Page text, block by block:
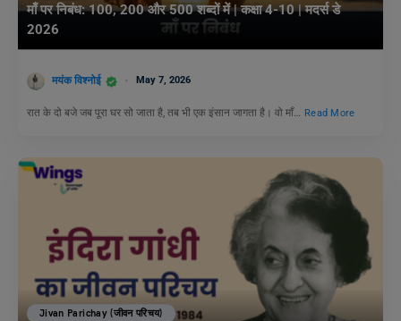
माँ पर निबंध: 100, 200 और 500 शब्दों में | कक्षा 4-10 | मदर्स डे
2026
मयंक विश्नोई May 7, 2026
रात के दो बजे जब पूरा घर सो जाता है, तब भी एक इंसान जागता है। वो माँ… Read More
Jivan Parichay (जीवन परिचय)